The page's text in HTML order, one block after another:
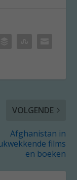
VOLGENDE
Afghanistan in
films
en boeken